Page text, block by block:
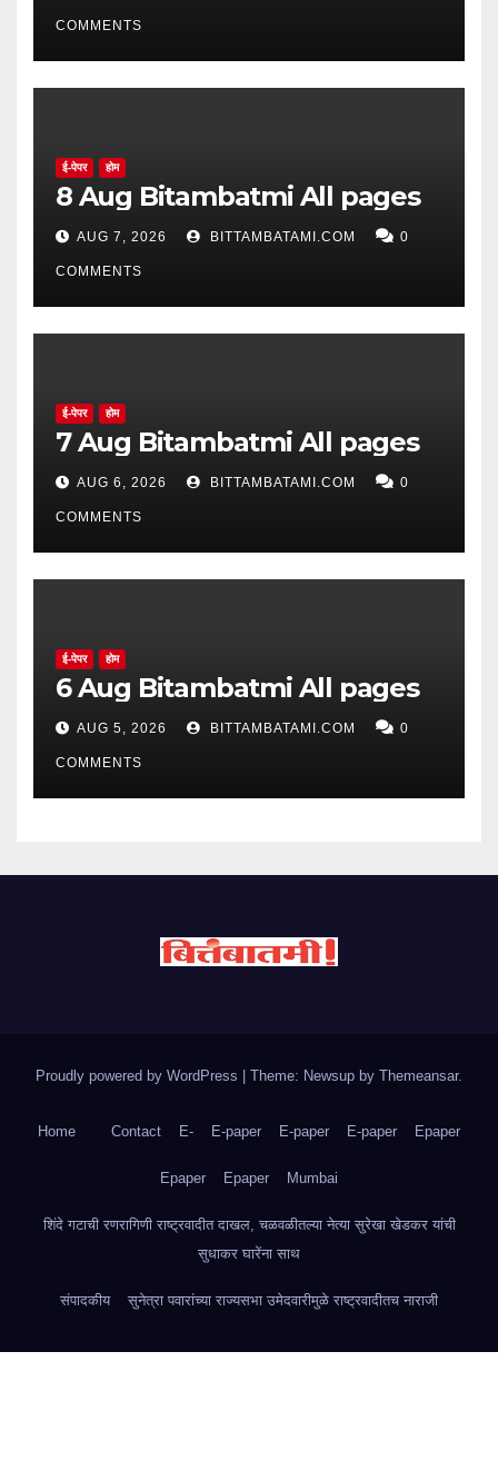
COMMENTS
ई-पेपर होम
8 Aug Bitambatmi All pages
AUG 7, 2026 BITTAMBATAMI.COM 0
COMMENTS
ई-पेपर होम
7 Aug Bitambatmi All pages
AUG 6, 2026 BITTAMBATAMI.COM 0
COMMENTS
ई-पेपर होम
6 Aug Bitambatmi All pages
AUG 5, 2026 BITTAMBATAMI.COM 0
COMMENTS
Proudly powered by WordPress Theme: Newsup by Themeansar.
Home Contact E- E-paper E-paper E-paper Epaper
Epaper Epaper Mumbai
शिंदे गटाची रणरागिणी राष्ट्रवादीत दाखल, चळवळीतल्या नेत्या सुरेखा खेडकर यांची
सुधाकर घारेंना साथ
संपादकीय सुनेत्रा पवारांच्या राज्यसभा उमेदवारीमुळे राष्ट्रवादीतच नाराजी